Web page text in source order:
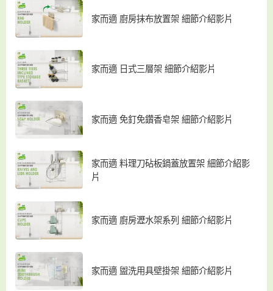
家而適 廚房抹布放置架 細節介紹影片
家而適 日式三層架 細節介紹影片
家而適 免釘免鑽香皂架 細節介紹影片
家而適 料理刀砧板鍋蓋放置架 細節介紹影
片
家而適 廚房瀝水架系列 細節介紹影片
家而適 盥洗用具壁掛架 細節介紹影片